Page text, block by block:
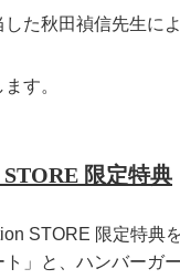
た秋田禎信先生に
す。
限定特典
STORE 限定特典
」と、ハンバーガ